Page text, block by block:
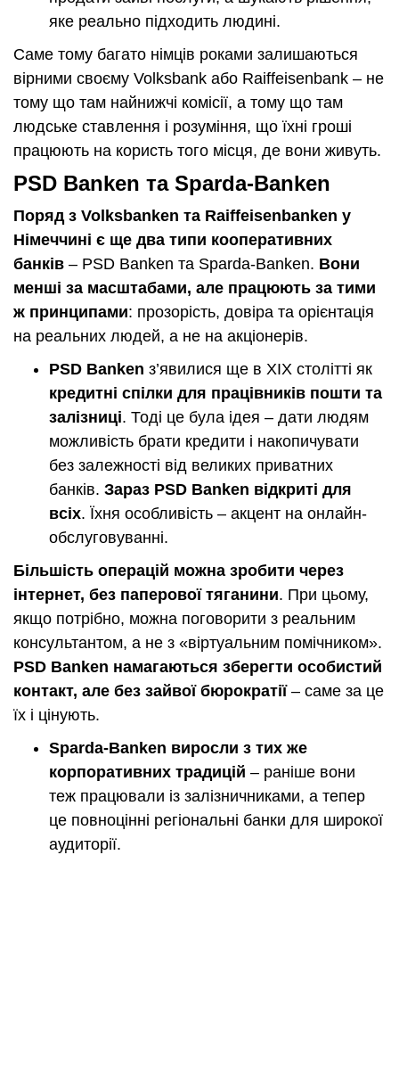
яке реально підходить людині.
Саме тому багато німців роками залишаються
вірними своєму Volksbank або Raiffeisenbank – не
тому що там найнижчі комісії, а тому що там
людське ставлення і розуміння, що їхні гроші
працюють на користь того місця, де вони живуть.
PSD Banken та Sparda-Banken
Поряд з Volksbanken та Raiffeisenbanken у
Німеччині є ще два типи кооперативних
банків – PSD Banken та Sparda-Banken. Вони
менші за масштабами, але працюють за тими
ж принципами: прозорість, довіра та орієнтація
на реальних людей, а не на акціонерів.
PSD Banken з’явилися ще в XIX столітті як
кредитні спілки для працівників пошти та
залізниці. Тоді це була ідея – дати людям
можливість брати кредити і накопичувати
без залежності від великих приватних
банків. Зараз PSD Banken відкриті для
всіх. Їхня особливість – акцент на онлайн-
обслуговуванні.
Більшість операцій можна зробити через
інтернет, без паперової тяганини. При цьому,
якщо потрібно, можна поговорити з реальним
консультантом, а не з «віртуальним помічником».
PSD Banken намагаються зберегти особистий
контакт, але без зайвої бюрократії– саме за це
їх і цінують.
Sparda-Banken виросли з тих же
корпоративних традицій – раніше вони
теж працювали із залізничниками, а тепер
це повноцінні регіональні банки для широкої
аудиторії.